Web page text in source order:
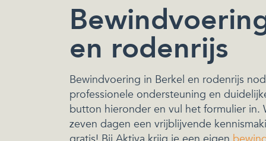
en rodenrijs
Bewindvoering in Berkel en rodenrijs
professionele ondersteuning en
button hieronder en vul het formulier in.
zeven dagen een vrijblijvende